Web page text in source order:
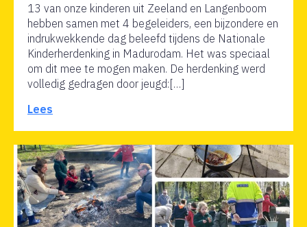
13 van onze kinderen uit Zeeland en Langenboom
hebben samen met 4 begeleiders, een bijzondere en
indrukwekkende dag beleefd tijdens de Nationale
Kinderherdenking in Madurodam. Het was speciaal
om dit mee te mogen maken. De herdenking werd
volledig gedragen door jeugd:[…]
Lees